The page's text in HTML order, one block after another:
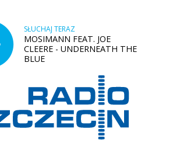
SŁUCHAJ TERAZ
MOSIMANN FEAT. JOE
CLEERE - UNDERNEATH THE
BLUE